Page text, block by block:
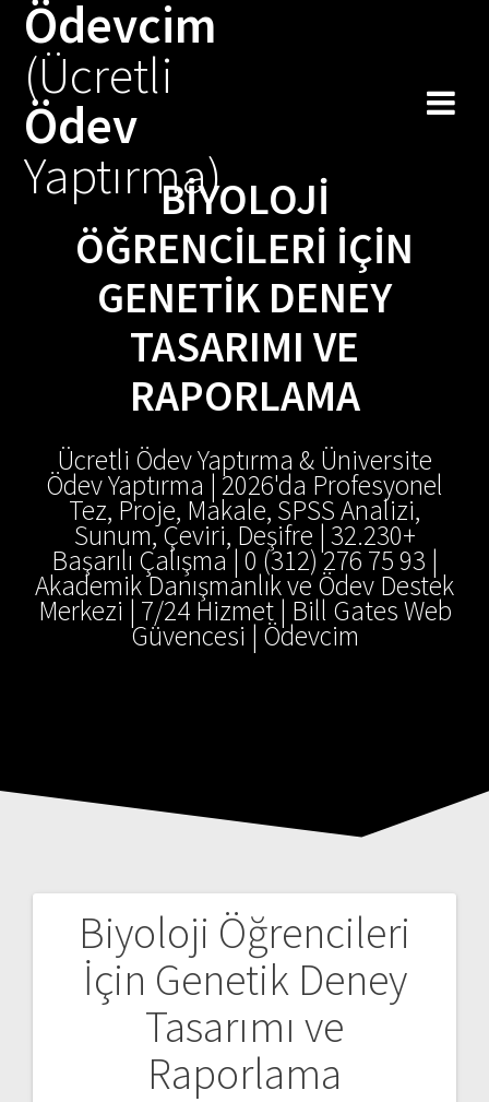
Ödevcim
(Ücretli
Ödev
Yaptırma)BIYOLOJI
ÖĞRENCILERI İÇIN
GENETIK DENEY
TASARIMI VE
RAPORLAMA
Ücretli Ödev Yaptırma & Üniversite
Ödev Yaptırma | 2026'da Profesyonel
Tez, Proje, Makale, SPSS Analizi,
Sunum, Çeviri, Deşifre | 32.230+
Başarılı Çalışma | 0 (312) 276 75 93 |
Akademik Danışmanlık ve Ödev Destek
Merkezi | 7/24 Hizmet | Bill Gates Web
Güvencesi | Ödevcim
Biyoloji Öğrencileri
İçin Genetik Deney
Tasarımı ve
Raporlama
Yazı
gezinmesi